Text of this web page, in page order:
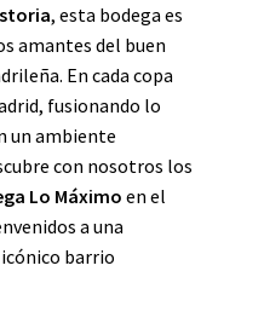
, esta bodega es
amantes del buen
En cada copa
fusionando lo
un ambiente
con nosotros los
Lo Máximoen el
a una
barrio